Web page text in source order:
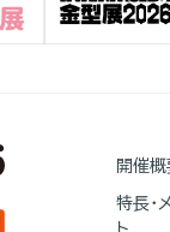
開催概
特長・
ト